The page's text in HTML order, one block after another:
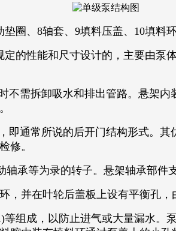
、8轴套、9填料压盖、10填料环
性能和尺寸设计的，主要由泵
需拆卸吸水和排出管路。悬架内
常所说的后开门结构形式。其
修。
等为录的转子。悬架轴承部件
并在叶轮后盖板上设有平衡孔，
成，以防止进气或大量漏水。